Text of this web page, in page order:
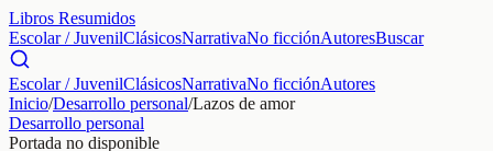
Libros Resumidos
Escolar / JuvenilClásicosNarrativaNo ficciónAutoresBuscar
Escolar / JuvenilClásicosNarrativaNo ficciónAutores
Inicio/Desarrollo personal/Lazos de amor
Desarrollo personal
Portada no disponible